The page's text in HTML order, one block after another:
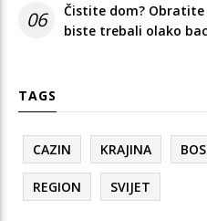
06
Čistite dom?
biste trebali olako
TAGS
CAZIN KRAJINA
REGION SVIJET